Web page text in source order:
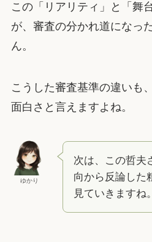
この「リアリティ」と「舞
が、審査の分かれ道になっ
ん。
こうした審査基準の違いも
面白さと言えますよね。
ゆかり
次は、この哲夫
向から反論した
見ていきますね。